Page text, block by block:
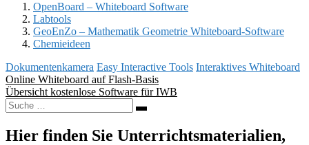
OpenBoard – Whiteboard Software
Labtools
GeoEnZo – Mathematik Geometrie Whiteboard-Software
Chemieideen
Dokumentenkamera Easy Interactive Tools Interaktives Whiteboard
Beitragsnavigation
Online Whiteboard auf Flash-Basis
Übersicht kostenlose Software für IWB
Suche
nach:
Hier finden Sie Unterrichtsmaterialien,